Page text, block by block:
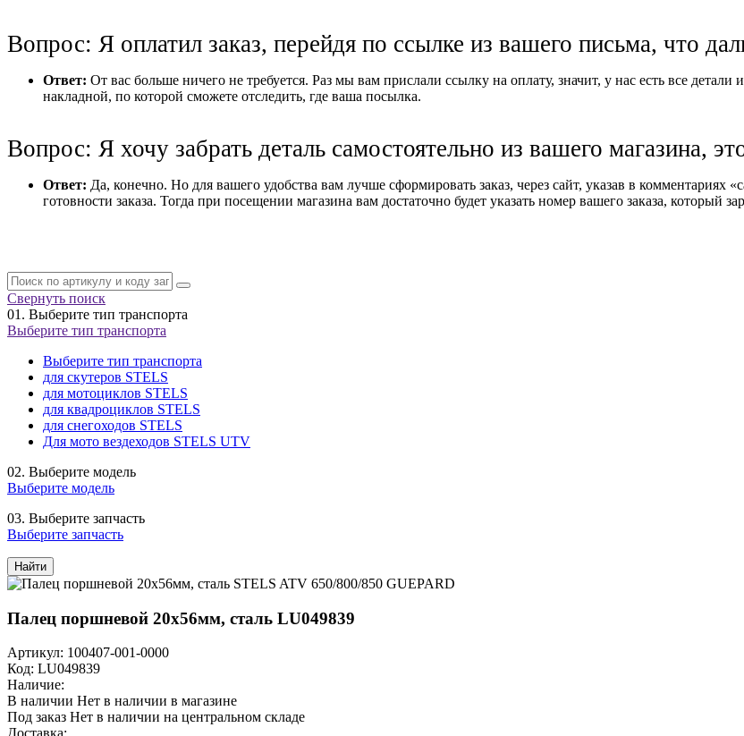
Вопрос: Я оплатил заказ, перейдя по ссылке из вашего письма, что
Ответ: От вас больше ничего не требуется. Раз мы вам прислали ссылку на оплату, значит, у нас есть все
накладной, по которой сможете отследить, где ваша посылка.
Вопрос: Я хочу забрать деталь самостоятельно из вашего магазина,
Ответ: Да, конечно. Но для вашего удобства вам лучше сформировать заказ, через сайт, указав в
готовности заказа. Тогда при посещении магазина вам достаточно будет указать номер вашего заказа, который
Свернуть поиск
01. Выберите тип транспорта
Выберите тип транспорта
Выберите тип транспорта
для скутеров STELS
для мотоциклов STELS
для квадроциклов STELS
для снегоходов STELS
Для мото вездеходов STELS UTV
02. Выберите модель
Выберите модель
03. Выберите запчасть
Выберите запчасть
Найти
Палец поршневой 20x56мм, сталь LU049839
Артикул: 100407-001-0000
Код: LU049839
Наличие:
В наличии Нет в наличии в магазине
Под заказ Нет в наличии на центральном складе